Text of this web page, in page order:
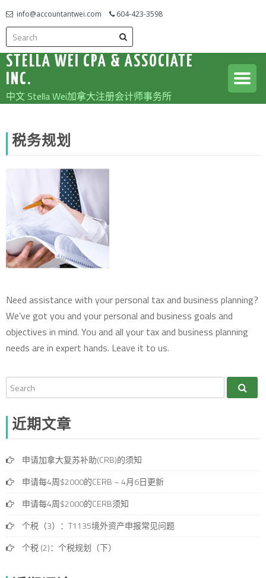
info@accountantwei.com 604-423-3598
STELLA WEI CPA & ASSOCIATE
INC.
中文 Stella Wei加拿大注册会计师事务所
税务规划
Need assistance with your personal tax and business planning?
We’ve got you and your personal and business goals and
objectives in mind. You and all your tax and business planning
needs are in expert hands. Leave it to us.
近期文章
申请加拿大复苏补助(CRB)的须知
申请每4周$2000的CERB – 4月6日更新
申请每4周$2000的CERB须知
个税（3）：T1135境外资产申报常见问题
个税 (2)：个税规划（下）